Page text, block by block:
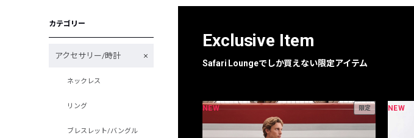
フォーカスブランド
カテゴリー
アクセサリー/時計
ネックレス
リング
ブレスレット/バングル
Exclusive Item
Safari Loungeでしか買えない限定アイテム
NEW 限定 NEW